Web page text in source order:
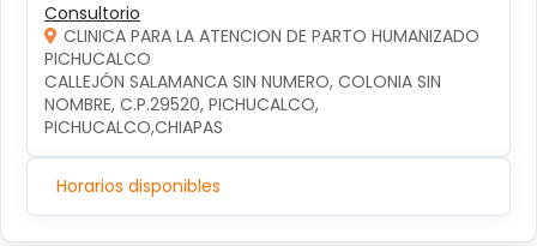
Consultorio
CLINICA PARA LA ATENCION DE PARTO HUMANIZADO
PICHUCALCO
CALLEJÓN SALAMANCA SIN NUMERO, COLONIA SIN
NOMBRE, C.P.29520, PICHUCALCO,
PICHUCALCO,CHIAPAS
Horarios disponibles